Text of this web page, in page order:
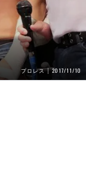
プロレス 2017/11/10